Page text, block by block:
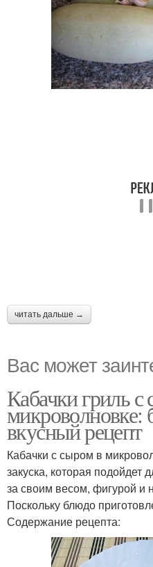
читать дальше →
Вас может
Кабачки гриль
вкусный рецепт
Кабачки с сыром в
закуска, которая
за своим весом, фигурой и
Поскольку блюдо
Содержание рецепта: